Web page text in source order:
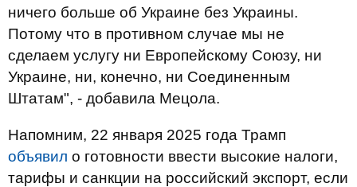
ничего больше об Украине без Украины.
Потому что в противном случае мы не
сделаем услугу ни Европейскому Союзу, ни
Украине, ни, конечно, ни Соединенным
Штатам", - добавила Мецола.
Напомним, 22 января 2025 года Трамп
объявил о готовности ввести высокие налоги,
тарифы и санкции на российский экспорт, если